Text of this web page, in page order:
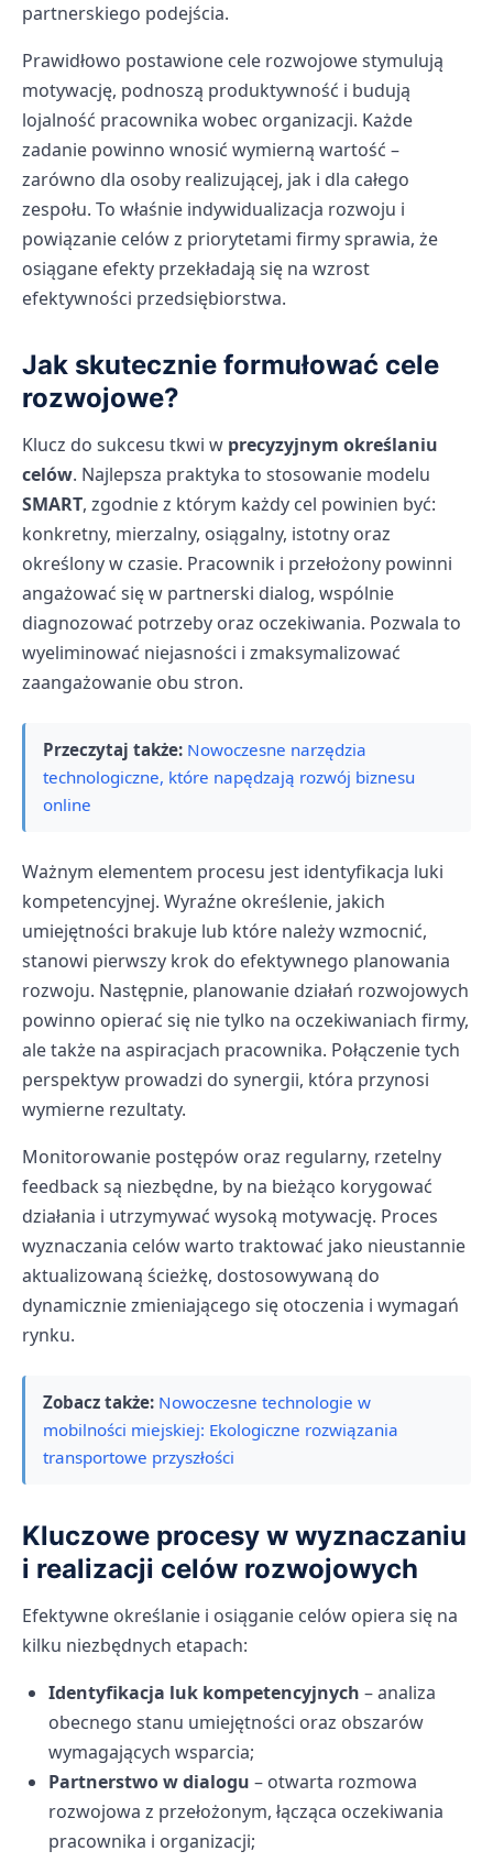
partnerskiego podejścia.
Prawidłowo postawione cele rozwojowe stymulują
motywację, podnoszą produktywność i budują
lojalność pracownika wobec organizacji. Każde
zadanie powinno wnosić wymierną wartość –
zarówno dla osoby realizującej, jak i dla całego
zespołu. To właśnie indywidualizacja rozwoju i
powiązanie celów z priorytetami firmy sprawia, że
osiągane efekty przekładają się na wzrost
efektywności przedsiębiorstwa.
Jak skutecznie formułować cele
rozwojowe?
Klucz do sukcesu tkwi w precyzyjnym określaniu
celów. Najlepsza praktyka to stosowanie modelu
SMART, zgodnie z którym każdy cel powinien być:
konkretny, mierzalny, osiągalny, istotny oraz
określony w czasie. Pracownik i przełożony powinni
angażować się w partnerski dialog, wspólnie
diagnozować potrzeby oraz oczekiwania. Pozwala to
wyeliminować niejasności i zmaksymalizować
zaangażowanie obu stron.
Przeczytaj także: Nowoczesne narzędzia
technologiczne, które napędzają rozwój biznesu
online
Ważnym elementem procesu jest identyfikacja luki
kompetencyjnej. Wyraźne określenie, jakich
umiejętności brakuje lub które należy wzmocnić,
stanowi pierwszy krok do efektywnego planowania
rozwoju. Następnie, planowanie działań rozwojowych
powinno opierać się nie tylko na oczekiwaniach firmy,
ale także na aspiracjach pracownika. Połączenie tych
perspektyw prowadzi do synergii, która przynosi
wymierne rezultaty.
Monitorowanie postępów oraz regularny, rzetelny
feedback są niezbędne, by na bieżąco korygować
działania i utrzymywać wysoką motywację. Proces
wyznaczania celów warto traktować jako nieustannie
aktualizowaną ścieżkę, dostosowywaną do
dynamicznie zmieniającego się otoczenia i wymagań
rynku.
Zobacz także: Nowoczesne technologie w
mobilności miejskiej: Ekologiczne rozwiązania
transportowe przyszłości
Kluczowe procesy w wyznaczaniu
i realizacji celów rozwojowych
Efektywne określanie i osiąganie celów opiera się na
kilku niezbędnych etapach:
Identyfikacja luk kompetencyjnych – analiza
obecnego stanu umiejętności oraz obszarów
wymagających wsparcia;
Partnerstwo w dialogu – otwarta rozmowa
rozwojowa z przełożonym, łącząca oczekiwania
pracownika i organizacji;